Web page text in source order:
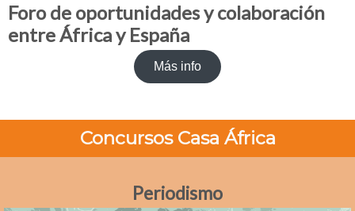
Foro de oportunidades y colaboración
entre África y España
Más info
Concursos Casa África
Periodismo